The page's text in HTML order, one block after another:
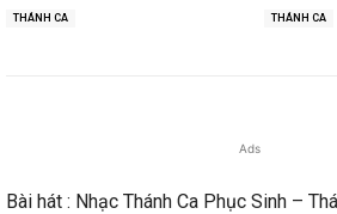
THÁNH CA THÁNH CA
Ads
Bài hát : Nhạc Thánh Ca Phục Sinh –